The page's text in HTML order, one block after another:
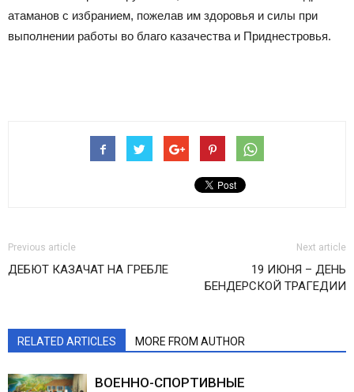
атаманов с избранием, пожелав им здоровья и силы при
выполнении работы во благо казачества и Приднестровья.
Previous article
ДЕБЮТ КАЗАЧАТ НА ГРЕБЛЕ
Next article
19 ИЮНЯ – ДЕНЬ
БЕНДЕРСКОЙ ТРАГЕДИИ
RELATED ARTICLES MORE FROM AUTHOR
ВОЕННО-СПОРТИВНЫЕ